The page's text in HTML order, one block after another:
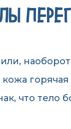
что тело